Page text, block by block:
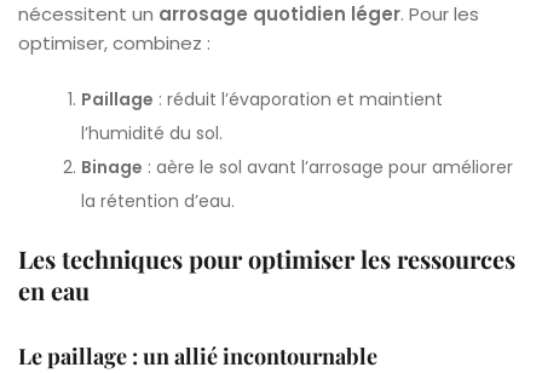
nécessitent un arrosage quotidien léger. Pour les
optimiser, combinez :
Paillage : réduit l’évaporation et maintient
l’humidité du sol.
Binage : aère le sol avant l’arrosage pour améliorer
la rétention d’eau.
Les techniques pour optimiser les ressources
en eau
Le paillage : un allié incontournable